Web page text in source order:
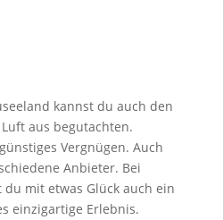
kannst du auch den
aus begutachten.
Vergnügen. Auch
Anbieter. Bei
du mit etwas Glück auch ein
einzigartige Erlebnis.